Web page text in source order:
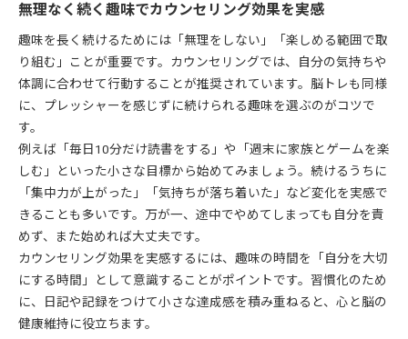
無理なく続く趣味でカウンセリング効果を実感
趣味を長く続けるためには「無理をしない」「楽しめる範囲で取
り組む」ことが重要です。カウンセリングでは、自分の気持ちや
体調に合わせて行動することが推奨されています。脳トレも同様
に、プレッシャーを感じずに続けられる趣味を選ぶのがコツで
す。
例えば「毎日10分だけ読書をする」や「週末に家族とゲームを楽
しむ」といった小さな目標から始めてみましょう。続けるうちに
「集中力が上がった」「気持ちが落ち着いた」など変化を実感で
きることも多いです。万が一、途中でやめてしまっても自分を責
めず、また始めれば大丈夫です。
カウンセリング効果を実感するには、趣味の時間を「自分を大切
にする時間」として意識することがポイントです。習慣化のため
に、日記や記録をつけて小さな達成感を積み重ねると、心と脳の
健康維持に役立ちます。